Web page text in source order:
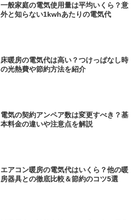
一般家庭の電気使用量は平均いくら？意
外と知らない1kwhあたりの電気代
床暖房の電気代は高い？つけっぱなし時
の光熱費や節約方法を紹介
電気の契約アンペア数は変更すべき？基
本料金の違いや注意点を解説
エアコン暖房の電気代はいくら？他の暖
房器具との徹底比較＆節約のコツ5選